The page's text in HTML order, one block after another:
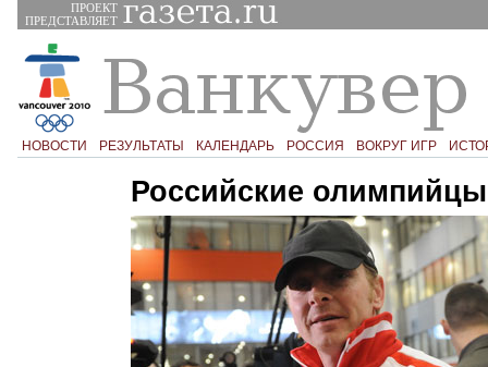
ПРОЕКТ
ПРЕДСТАВЛЯЕТ
НОВОСТИ РЕЗУЛЬТАТЫ КАЛЕНДАРЬ РОССИЯ ВОКРУГ ИГР
Российские